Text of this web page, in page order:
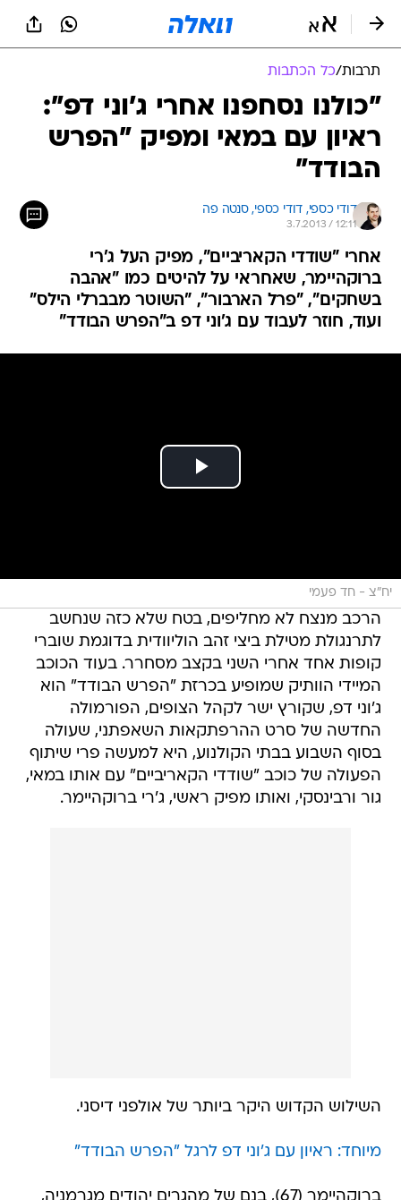
תרבות/כל הכתבות
"כולנו נסחפנו אחרי ג'וני דפ":
ראיון עם במאי ומפיק "הפרש
הבודד"
דודי כספי, דודי כספי, סנטה פה
3.7.2013 / 12:11
אחרי "שודדי הקאריביים", מפיק העל ג'רי
ברוקהיימר, שאחראי על להיטים כמו "אהבה
בשחקים", "פרל הארבור", "השוטר מבברלי הילס"
ועוד, חוזר לעבוד עם ג'וני דפ ב"הפרש הבודד"
יח"צ - חד פעמי
הרכב מנצח לא מחליפים, בטח שלא כזה שנחשב
לתרנגולת מטילת ביצי זהב הוליוודית בדוגמת שוברי
קופות אחד אחרי השני בקצב מסחרר. בעוד הכוכב
המיידי הוותיק שמופיע בכרזת "הפרש הבודד" הוא
ג'וני דפ, שקורץ ישר לקהל הצופים, הפורמולה
החדשה של סרט ההרפתקאות השאפתני, שעולה
בסוף השבוע בבתי הקולנוע, היא למעשה פרי שיתוף
הפעולה של כוכב "שודדי הקאריביים" עם אותו במאי,
גור ורבינסקי, ואותו מפיק ראשי, ג'רי ברוקהיימר.
השילוש הקדוש היקר ביותר של אולפני דיסני.
מיוחד: ראיון עם ג'וני דפ לרגל "הפרש הבודד"